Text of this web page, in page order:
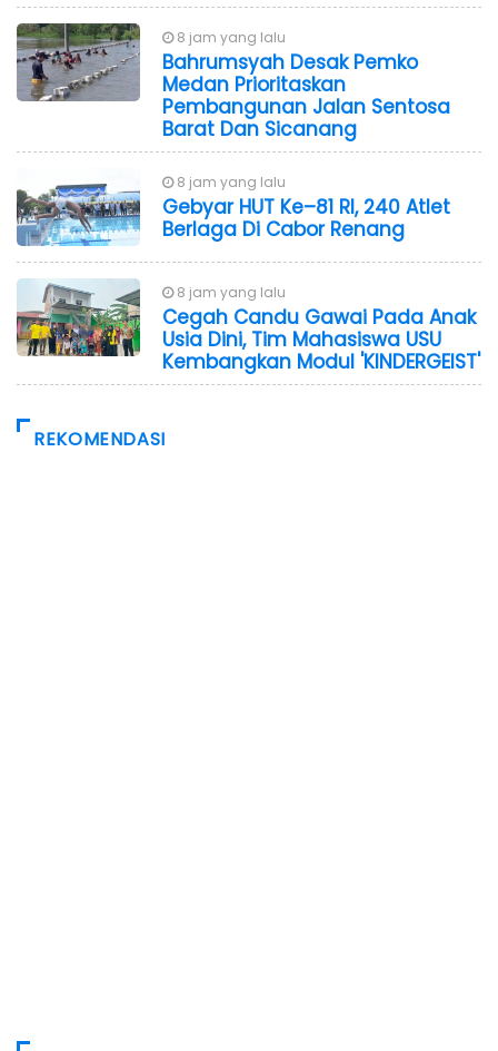
8 jam yang lalu
Bahrumsyah Desak Pemko
Medan Prioritaskan
Pembangunan Jalan Sentosa
Barat Dan Sicanang
8 jam yang lalu
Gebyar HUT Ke–81 RI, 240 Atlet
Berlaga Di Cabor Renang
8 jam yang lalu
Cegah Candu Gawai Pada Anak
Usia Dini, Tim Mahasiswa USU
Kembangkan Modul 'KINDERGEIST'
REKOMENDASI